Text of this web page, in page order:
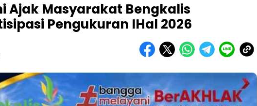
Ajak Masyarakat Bengkalis
Pengukuran IHal 2026